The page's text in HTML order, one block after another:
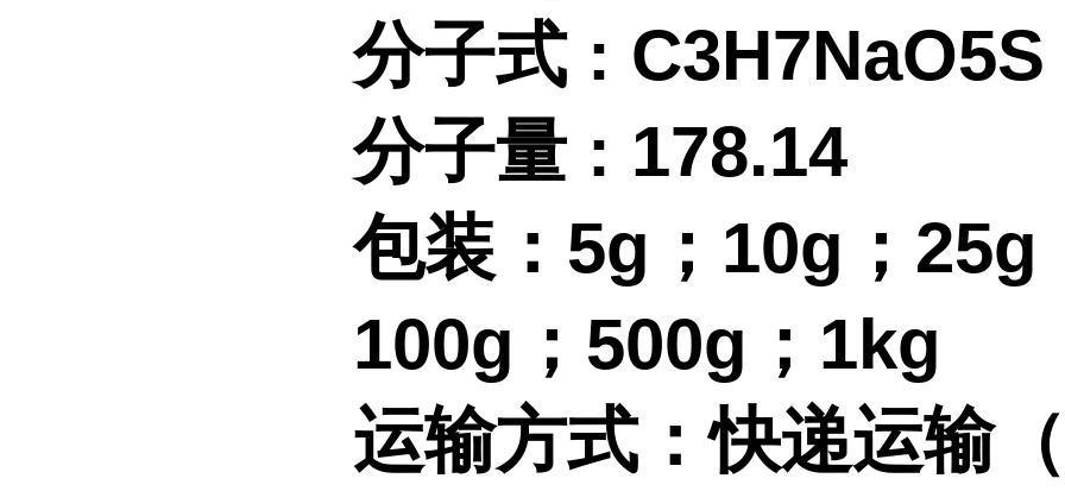
分子式 : C3H7NaO5S
分子量 : 178.14
包装： 5g；10g；25g
100g；500g；1kg
运输方式：快递运输